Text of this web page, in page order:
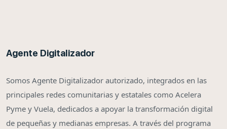
Agente Digitalizador
Somos Agente Digitalizador autorizado, integrados en las
principales redes comunitarias y estatales como Acelera
Pyme y Vuela, dedicados a apoyar la transformación digital
de pequeñas y medianas empresas. A través del programa